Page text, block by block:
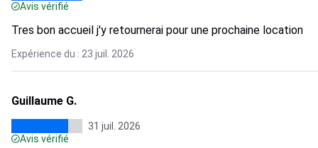
Avis vérifié
Tres bon accueil j'y retournerai pour une prochaine location
Expérience du : 23 juil. 2026
Guillaume G.
31 juil. 2026
Avis vérifié